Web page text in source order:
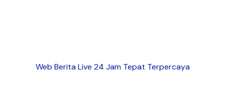
Web Berita Live 24 Jam Tepat Terpercaya